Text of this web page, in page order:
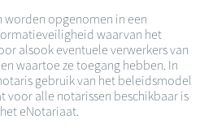
worden opgenomen in een
waarvan het
alsook eventuele verwerkers van
waartoe ze toegang hebben. In
gebruik van het beleidsmodel
alle notarissen beschikbaar is
eNotariaat.